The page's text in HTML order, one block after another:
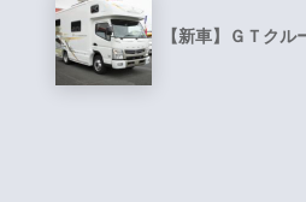
【新車】ＧＴク